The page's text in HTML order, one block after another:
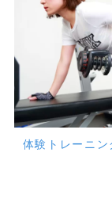
体験トレーニン